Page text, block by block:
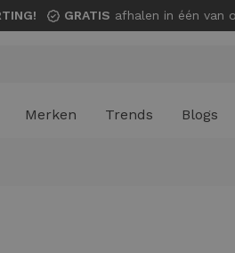
GRATIS afhalen in één van onze
Merken Trends Blogs